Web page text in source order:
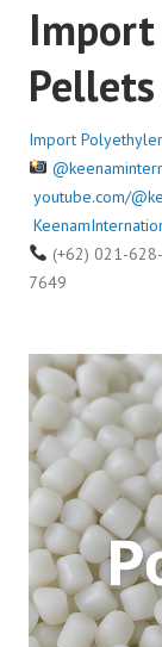
Pellets
Import
youtube.com/
(+62) 021-
7649